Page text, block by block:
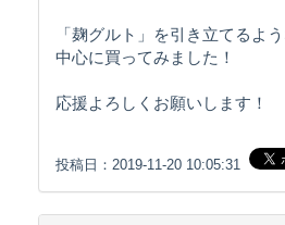
「麹グルト」を引き立てるよ
中心に買ってみました！
応援よろしくお願いします！
投稿日：2019-11-20 10:05:31